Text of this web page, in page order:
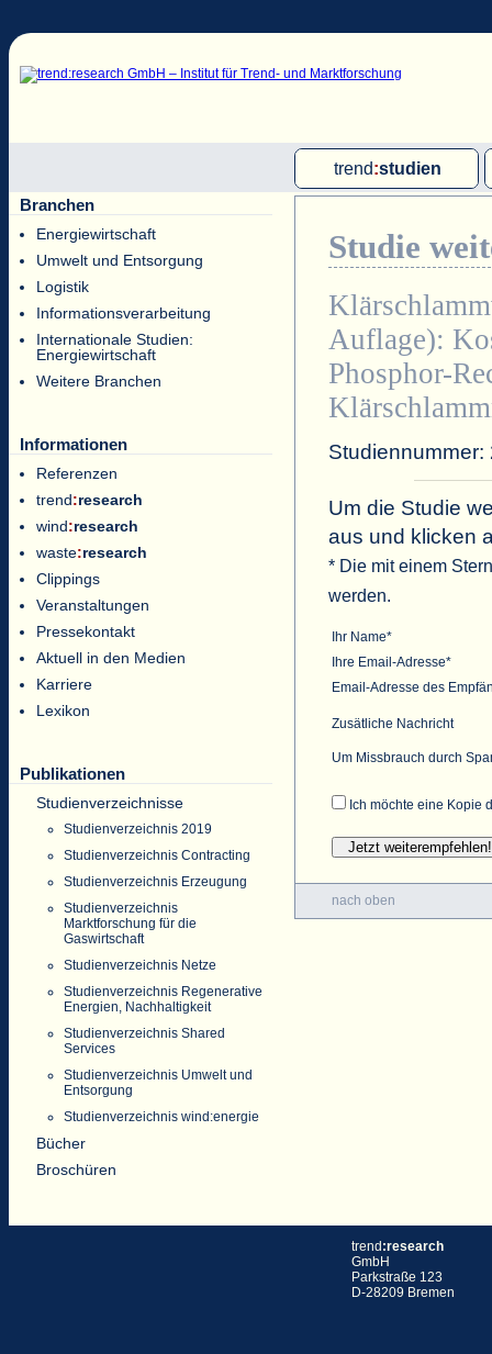
trend:studien
Single-Client-Studien
Branchen
Energiewirtschaft
Umwelt und Entsorgung
Logistik
Informationsverarbeitung
Internationale Studien:
Energiewirtschaft
Weitere Branchen
Informationen
Referenzen
trend:research
wind:research
waste:research
Clippings
Veranstaltungen
Pressekontakt
Aktuell in den Medien
Karriere
Lexikon
Publikationen
Studienverzeichnisse
Studienverzeichnis 2019
Studienverzeichnis Contracting
Studienverzeichnis Erzeugung
Studienverzeichnis
Marktforschung für die
Gaswirtschaft
Studienverzeichnis Netze
Studienverzeichnis Regenerative
Energien, Nachhaltigkeit
Studienverzeichnis Shared
Services
Studienverzeichnis Umwelt und
Entsorgung
Studienverzeichnis wind:energie
Bücher
Broschüren
Studie
Auflage):
Phosphor-
Um die Studie
aus und klicken
* Die mit einem
werden.
Ihr Name*
Ihre Email-Adresse*
Email-Adresse des
Zusätliche Nachricht
Um Missbrauch durch
Ich möchte eine Kopie
nach oben
trend :research
GmbH
Parkstraße 123
D-28209 Bremen